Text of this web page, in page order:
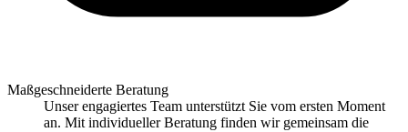
Maßgeschneiderte Beratung
Unser engagiertes Team unterstützt Sie vom ersten Moment
an. Mit individueller Beratung finden wir gemeinsam die